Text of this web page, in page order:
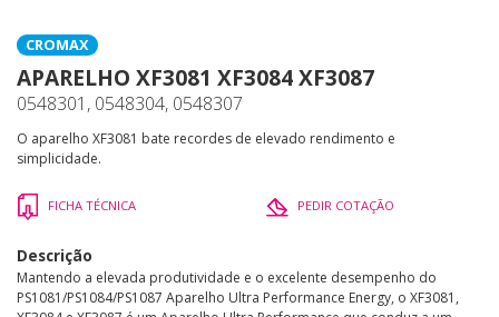
CROMAX
APARELHO XF3081 XF3084 XF3087
0548301, 0548304, 0548307
O aparelho XF3081 bate recordes de elevado rendimento e
simplicidade.
FICHA TÉCNICA PEDIR COTAÇÃO
Descrição
Mantendo a elevada produtividade e o excelente desempenho do
PS1081/PS1084/PS1087 Aparelho Ultra Performance Energy, o XF3081,